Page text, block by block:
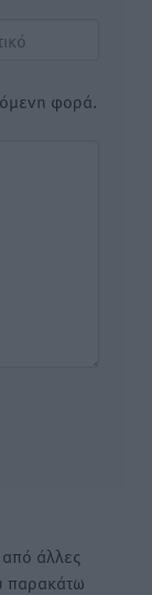
φορά.
άλλες
παρακάτω